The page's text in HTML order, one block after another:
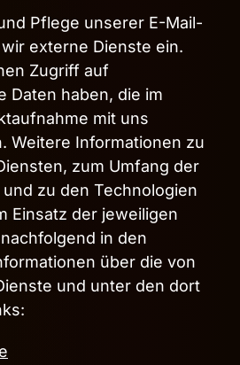
Pflege unserer E-Mail-
externe Dienste ein.
Zugriff auf
Daten haben, die im
mit uns
Weitere Informationen zu
zum Umfang der
zu den Technologien
Einsatz der jeweiligen
in den
über die von
und unter den dort